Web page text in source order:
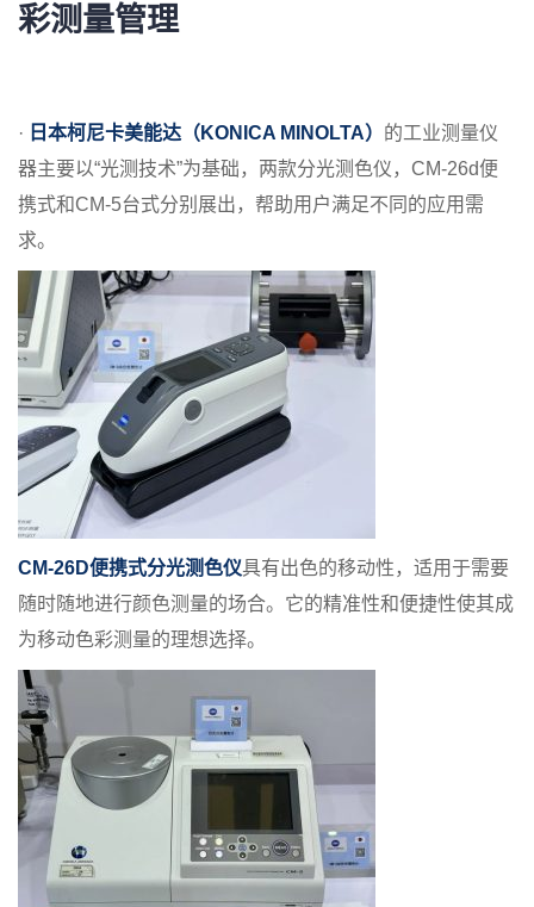
彩测量管理
· 日本柯尼卡美能达（KONICA MINOLTA） 的工业测量仪
器主要以“光测技术”为基础，两款分光测色仪，CM-26d便
携式和CM-5台式分别展出，帮助用户满足不同的应用需
求。
CM-26D便携式分光测色仪具有出色的移动性，适用于需要
随时随地进行颜色测量的场合。它的精准性和便捷性使其成
为移动色彩测量的理想选择。